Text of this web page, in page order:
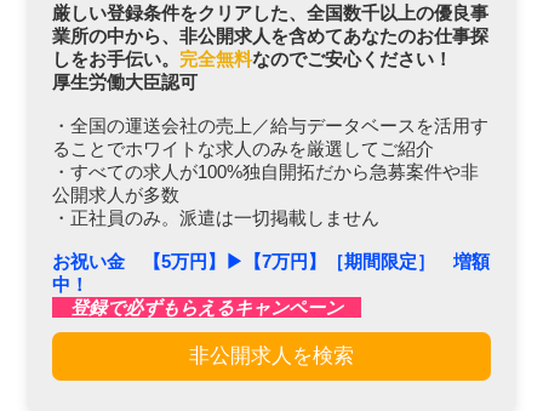
厳しい登録条件をクリアした、全国数千以上の優良事
業所の中から、非公開求人を含めてあなたのお仕事探
しをお手伝い。 完全無料なのでご安心ください！
厚生労働大臣認可
・全国の運送会社の売上／給与データベースを活用す
ることでホワイトな求人のみを厳選してご紹介
・すべての求人が100%独自開拓だから急募案件や非
公開求人が多数
・正社員のみ。派遣は一切掲載しません
お祝い金 【5万円】▶︎【7万円】［期間限定］ 増額
中！
登録で必ずもらえるキャンペーン
非公開求人を検索